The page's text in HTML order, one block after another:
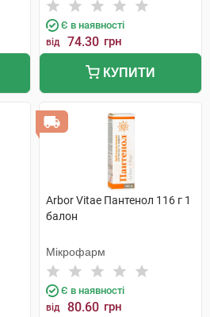
Є в наявності
від 74.30 грн
КУПИТИ
Arbor Vitae Пантенол 116 г 1
балон
Мікрофарм
Є в наявності
від 80.60 грн